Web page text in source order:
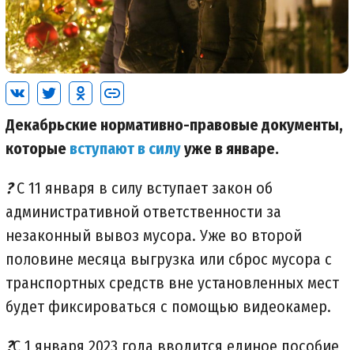
Декабрьские нормативно-правовые документы,
которые вступают в силууже в январе.
?С 11 января в силу вступает закон об
административной ответственности за
незаконный вывоз мусора. Уже во второй
половине месяца выгрузка или сброс мусора с
транспортных средств вне установленных мест
будет фиксироваться с помощью видеокамер.
?С 1 января 2023 года вводится единое пособие